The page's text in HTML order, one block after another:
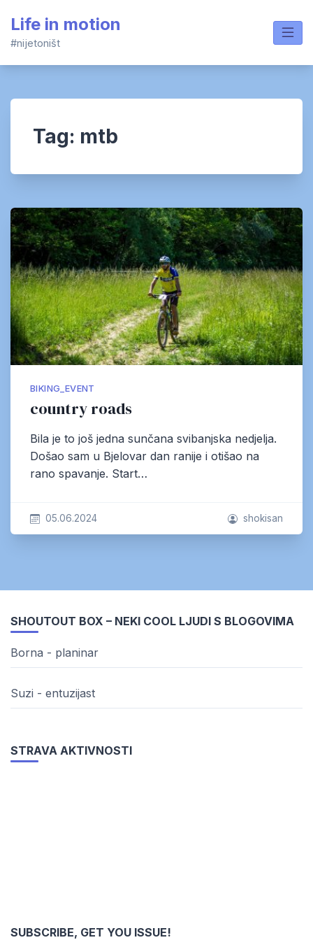
content
Life in motion
#nijetoništ
Tag: mtb
BIKING_EVENT
country roads
Bila je to još jedna sunčana svibanjska nedjelja.
Došao sam u Bjelovar dan ranije i otišao na
rano spavanje. Start…
05.06.2024 shokisan
SHOUTOUT BOX – NEKI COOL LJUDI S BLOGOVIMA
Borna - planinar
Suzi - entuzijast
STRAVA AKTIVNOSTI
SUBSCRIBE, GET YOU ISSUE!